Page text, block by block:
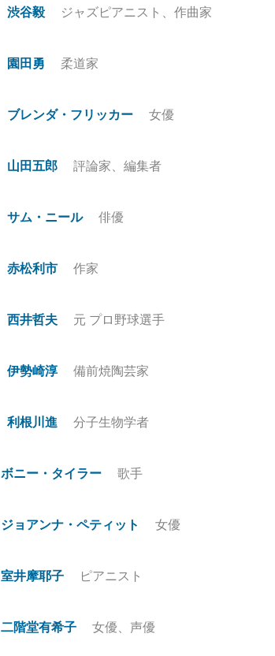
渋谷毅 ジャズピアニスト、作曲家
園田勇 柔道家
ブレンダ・フリッカー 女優
山田五郎 評論家、編集者
サム・ニール 俳優
赤松利市 作家
西井哲夫 元 プロ野球選手
伊勢崎淳 備前焼陶芸家
利根川進 分子生物学者
ボニー・タイラー 歌手
ジョアンナ・ペティット 女優
室井摩耶子 ピアニスト
二階堂有希子 女優、声優